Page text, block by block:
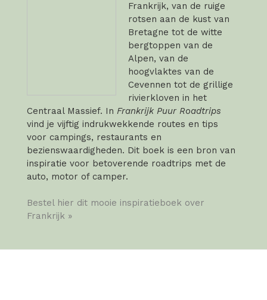
Frankrijk, van de ruige
rotsen aan de kust van
Bretagne tot de witte
bergtoppen van de
Alpen, van de
hoogvlaktes van de
Cevennen tot de grillige
rivierkloven in het
Centraal Massief. In Frankrijk Puur Roadtrips
vind je vijftig indrukwekkende routes en tips
voor campings, restaurants en
bezienswaardigheden. Dit boek is een bron van
inspiratie voor betoverende roadtrips met de
auto, motor of camper.
Bestel hier dit mooie inspiratieboek over
Frankrijk »